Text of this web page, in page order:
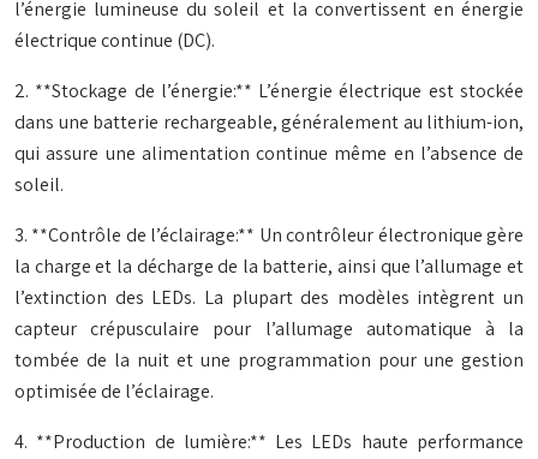
l’énergie lumineuse du soleil et la convertissent en énergie
électrique continue (DC).
2. **Stockage de l’énergie:** L’énergie électrique est stockée
dans une batterie rechargeable, généralement au lithium-ion,
qui assure une alimentation continue même en l’absence de
soleil.
3. **Contrôle de l’éclairage:** Un contrôleur électronique gère
la charge et la décharge de la batterie, ainsi que l’allumage et
l’extinction des LEDs. La plupart des modèles intègrent un
capteur crépusculaire pour l’allumage automatique à la
tombée de la nuit et une programmation pour une gestion
optimisée de l’éclairage.
4. **Production de lumière:** Les LEDs haute performance